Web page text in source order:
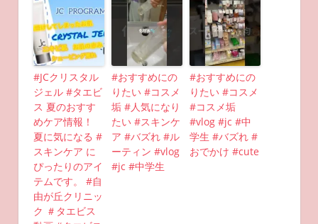
#JCクリスタル
ジェル #タエビ
ス 夏のおすす
めケア情報！
夏に気になる #
スキンケア に
ぴったりのアイ
テムです。 #自
由が丘クリニッ
ク ＃タエビス
#おすすめにの
りたい #コスメ
垢 #人気になり
たい #スキンケ
ア #バズれ #ル
ーティン #vlog
#jc #中学生
#おすすめにの
りたい #コスメ
#コスメ垢
#vlog #jc #中
学生 #バズれ #
おでかけ #cute